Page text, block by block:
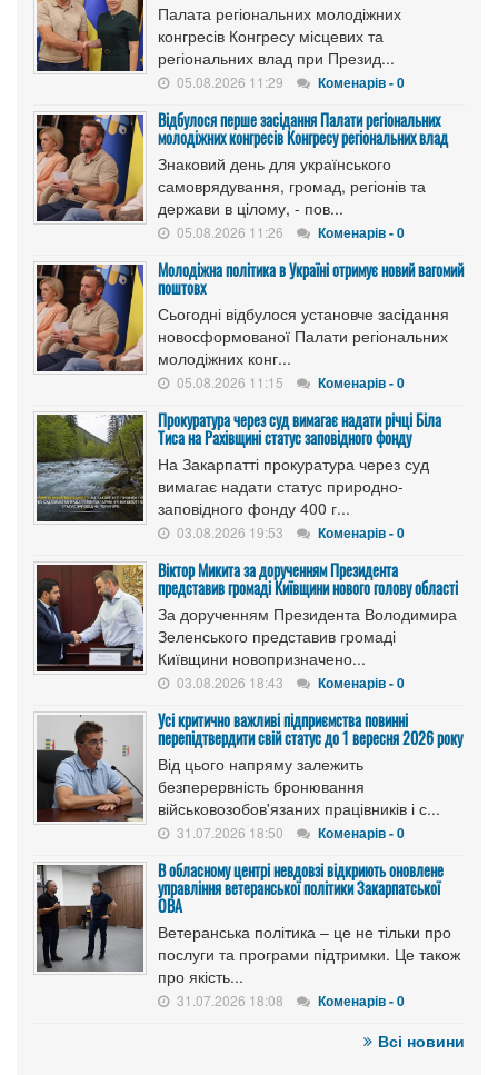
Палата регіональних молодіжних
конгресів Конгресу місцевих та
регіональних влад при Презид...
05.08.2026 11:29 Коменарів - 0
Відбулося перше засідання Палати регіональних
молодіжних конгресів Конгресу регіональних влад
Знаковий день для українського
самоврядування, громад, регіонів та
держави в цілому, - пов...
05.08.2026 11:26 Коменарів - 0
Молодіжна політика в Україні отримує новий вагомий
поштовх
Сьогодні відбулося установче засідання
новосформованої Палати регіональних
молодіжних конг...
05.08.2026 11:15 Коменарів - 0
Прокуратура через суд вимагає надати річці Біла
Тиса на Рахівщині статус заповідного фонду
На Закарпатті прокуратура через суд
вимагає надати статус природно-
заповідного фонду 400 г...
03.08.2026 19:53 Коменарів - 0
Віктор Микита за дорученням Президента
представив громаді Київщини нового голову області
За дорученням Президента Володимира
Зеленського представив громаді
Київщини новопризначено...
03.08.2026 18:43 Коменарів - 0
Усі критично важливі підприємства повинні
перепідтвердити свій статус до 1 вересня 2026 року
Від цього напряму залежить
безперервність бронювання
військовозобов'язаних працівників і с...
31.07.2026 18:50 Коменарів - 0
В обласному центрі невдовзі відкриють оновлене
управління ветеранської політики Закарпатської
ОВА
Ветеранська політика – це не тільки про
послуги та програми підтримки. Це також
про якість...
31.07.2026 18:08 Коменарів - 0
Всі новини